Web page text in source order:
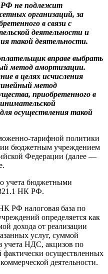
РФ не подлежит
организаций, за
в связи с
деятельности и
такой деятельности.
вправе выбрать
метод амортизации.
в целях исчисления
метод
приобретенного в
осуществления такой
тарифной политики
бюджетным учреждением
Федерации (далее —
учета бюджетными
НК РФ.
РФ налоговая база по
определяется как
дохода от реализации
услуг, суммой
учета НДС, акцизов по
осуществленных
деятельности.